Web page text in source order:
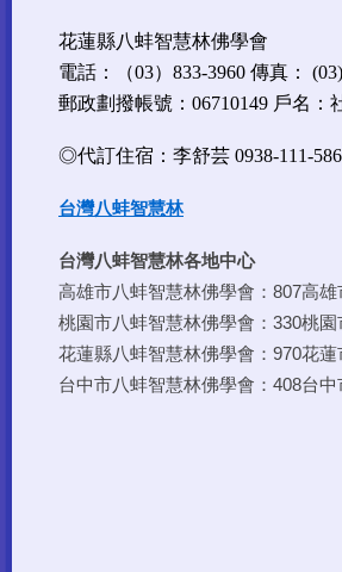
花蓮縣八蚌智慧林佛學會
電話：（03）833-3960 傳真：
郵政劃撥帳號：06710149 戶名
◎代訂住宿：李舒芸 0938-111-586
台灣八蚌智慧林
台灣八蚌智慧林各地中心
高雄市八蚌智慧林佛學會：807高
桃園市八蚌智慧林佛學會：330桃
花蓮縣八蚌智慧林佛學會：970花
台中市八蚌智慧林佛學會：408台